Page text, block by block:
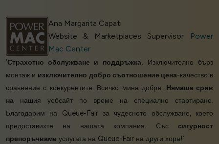
Ana Margarita Capati
Website & Marketplaces Supervisor
Power
Mac Center
‘Страхотно обслужване и поддръжка. Изключително бърз
монтаж и изключително добро съотношение цена-качество в
сравнение с конкурентите. Всичко мина добре. Нямаше срив
на нашия уебсайт по време на специално стартиране.
Благодарим на Queue-Fair за чудесното обслужване, което
предоставихте на нашата компания. Със сигурност
препоръчваме услугата на Queue-Fair на други хора!’